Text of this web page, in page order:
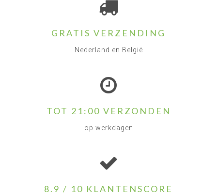
GRATIS VERZENDING
Nederland en België
TOT 21:00 VERZONDEN
op werkdagen
8.9 / 10 KLANTENSCORE